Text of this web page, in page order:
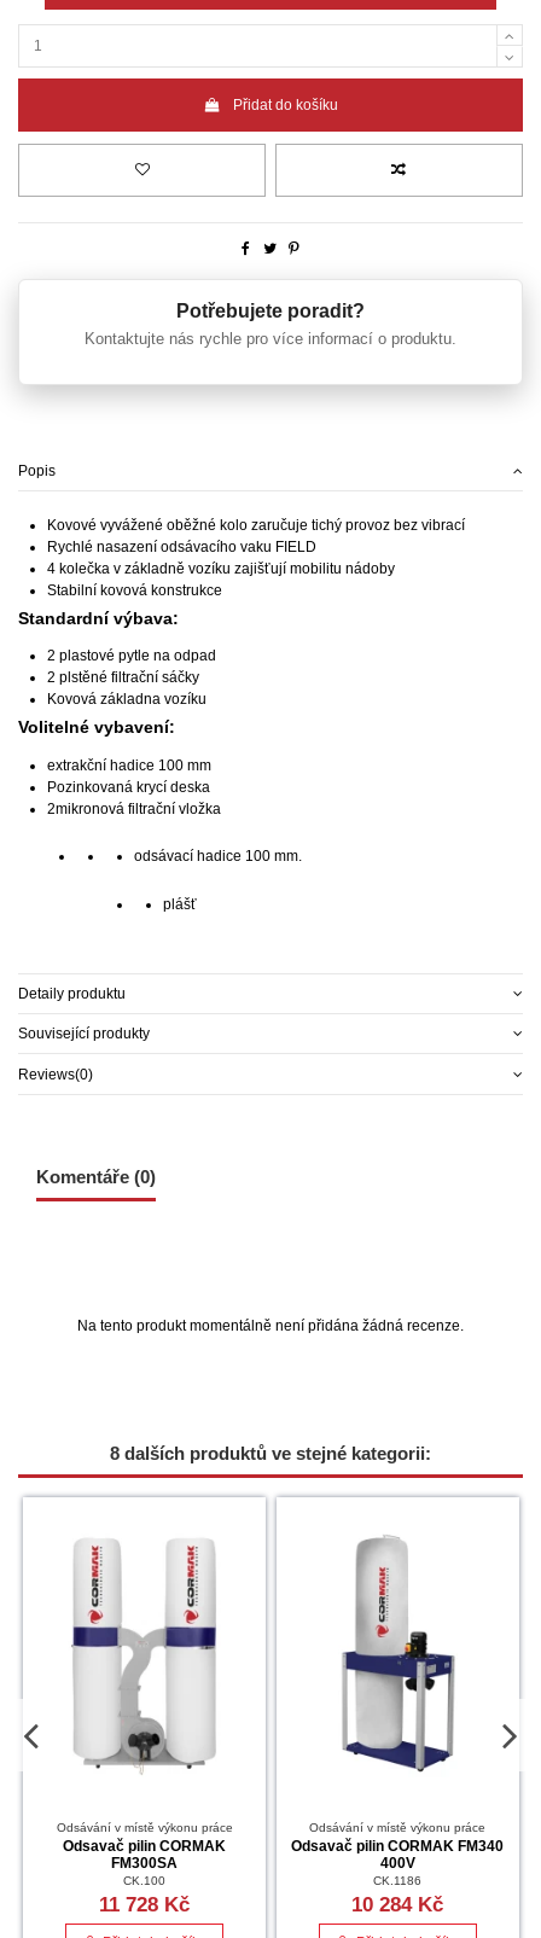
Přidat do košíku
Potřebujete poradit?
Kontaktujte nás rychle pro více informací o produktu.
Popis
Kovové vyvážené oběžné kolo zaručuje tichý provoz bez vibrací
Rychlé nasazení odsávacího vaku FIELD
4 kolečka v základně vozíku zajišťují mobilitu nádoby
Stabilní kovová konstrukce
Standardní výbava:
2 plastové pytle na odpad
2 plstěné filtrační sáčky
Kovová základna vozíku
Volitelné vybavení:
extrakční hadice 100 mm
Pozinkovaná krycí deska
2mikronová filtrační vložka
odsávací hadice 100 mm.
plášť
Detaily produktu
Související produkty
Reviews(0)
Komentáře (0)
Na tento produkt momentálně není přidána žádná recenze.
8 dalších produktů ve stejné kategorii:
Odsávání v místě výkonu práce
Odsavač pilin CORMAK
FM300SA
CK.100
11 728 Kč
Odsávání v místě výkonu práce
Odsavač pilin CORMAK FM340
400V
CK.1186
10 284 Kč